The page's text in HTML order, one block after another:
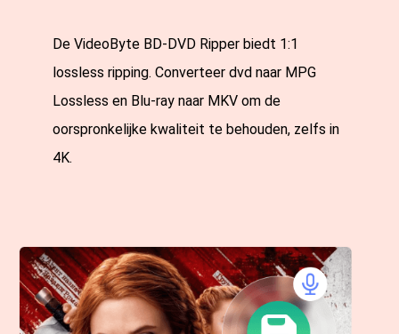
De VideoByte BD-DVD Ripper biedt 1:1
lossless ripping. Converteer dvd naar MPG
Lossless en Blu-ray naar MKV om de
oorspronkelijke kwaliteit te behouden, zelfs in
4K.